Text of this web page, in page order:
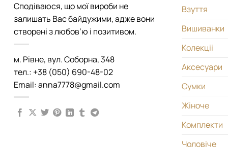
Сподіваюся, що мої вироби не
залишать Вас байдужими, адже вони
створені з любов’ю і позитивом.
м. Рівне, вул. Соборна, 348
тел.: +38 (050) 690-48-02
Email: anna7778@gmail.com
Взуття
Вишиванки
Колекціі
Аксесуари
Сумки
Жіноче
Комплекти
Чоловіче